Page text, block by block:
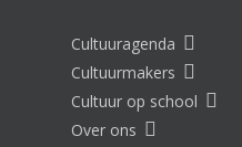
Cultuuragenda
Cultuurmakers
Cultuur op school
Over ons